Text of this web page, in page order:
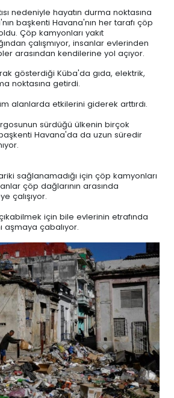
nedeniyle hayatın durma noktasına
başkenti Havana'nın her tarafı çöp
Çöp kamyonları yakıt
çalışmıyor, insanlar evlerinden
arasından kendilerine yol açıyor.
gösterdiği Küba'da gıda, elektrik,
noktasına getirdi.
alanlarda etkilerini giderek arttırdı.
sürdüğü ülkenin birçok
Havana'da da uzun süredir
sağlanamadığı için çöp kamyonları
çöp dağlarının arasında
çalışıyor.
için bile evlerinin etrafında
aşmaya çabalıyor.